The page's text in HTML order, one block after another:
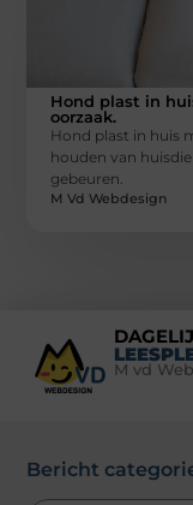
Hond plast in
oorzaak.
Hond plast in huis
houden van
gebeuren.
M Vd Webdesign
M vd
Bericht